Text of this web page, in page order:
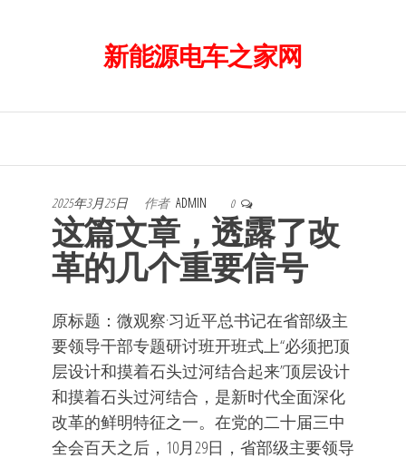
新能源电车之家网
2025年3月25日 作者 ADMIN 0
这篇文章，透露了改
革的几个重要信号
原标题：微观察·习近平总书记在省部级主
要领导干部专题研讨班开班式上“必须把顶
层设计和摸着石头过河结合起来”顶层设计
和摸着石头过河结合，是新时代全面深化
改革的鲜明特征之一。在党的二十届三中
全会百天之后，10月29日，省部级主要领导